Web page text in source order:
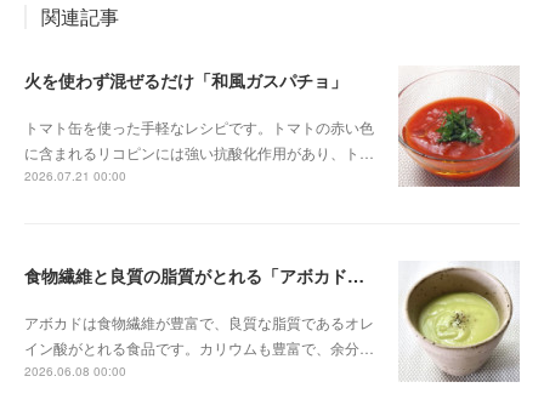
関連記事
火を使わず混ぜるだけ「和風ガスパチョ」
トマト缶を使った手軽なレシピです。トマトの赤い色
に含まれるリコピンには強い抗酸化作用があり、ト…
2026.07.21 00:00
食物繊維と良質の脂質がとれる「アボカドの冷製スープ」
アボカドは食物繊維が豊富で、良質な脂質であるオレ
イン酸がとれる食品です。カリウムも豊富で、余分…
2026.06.08 00:00